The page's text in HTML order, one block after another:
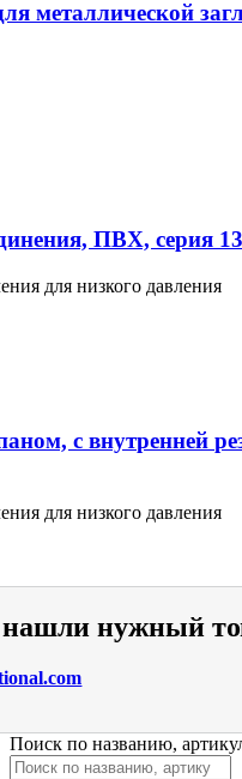
металлической
ПВХ, серия
для низкого давления
с внутренней
для низкого давления
нужный
Поиск по названию,